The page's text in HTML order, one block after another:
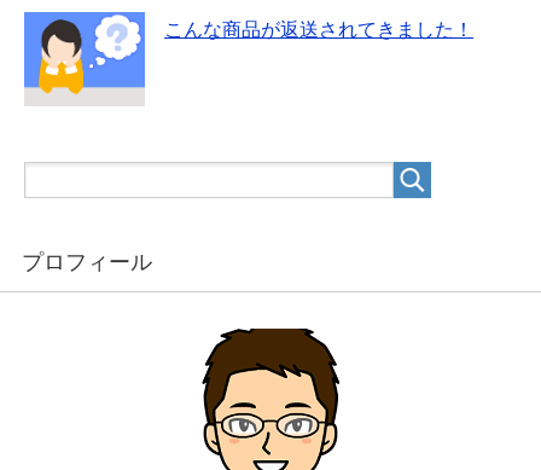
こんな商品が返送されてきました！
プロフィール